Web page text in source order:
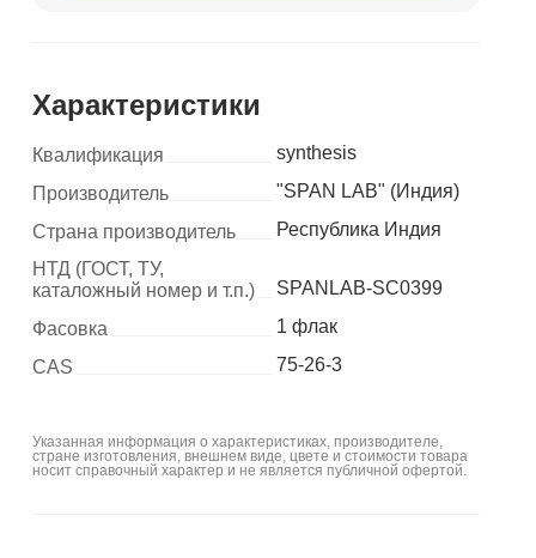
Характеристики
Квалификация
synthesis
Производитель
"SPAN LAB" (Индия)
Страна производитель
Республика Индия
НТД (ГОСТ, ТУ,
каталожный номер и т.п.)
SPANLAB-SC0399
Фасовка
1 флак
CAS
75-26-3
Указанная информация о характеристиках, производителе,
стране изготовления, внешнем виде, цвете и стоимости товара
носит справочный характер и не является публичной офертой.